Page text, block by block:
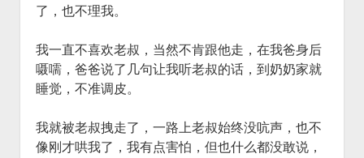
了，也不理我。
我一直不喜欢老叔，当然不肯跟他走，在我爸身后
嗫嚅，爸爸说了几句让我听老叔的话，到奶奶家就
睡觉，不准调皮。
我就被老叔拽走了，一路上老叔始终没吭声，也不
像刚才哄我了，我有点害怕，但也什么都没敢说，